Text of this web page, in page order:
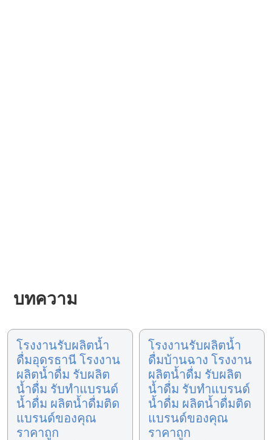
บทความ
โรงงานรับผลิตน้ำ
ดื่มอุดรธานี โรงงาน
ผลิตน้ำดื่ม รับผลิต
น้ำดื่ม รับทำแบรนด์
น้ำดื่ม ผลิตน้ำดื่มติด
แบรนด์ของคุณ
ราคาถูก
โรงงานรับผลิตน้ำ
ดื่มบ้านฉาง โรงงาน
ผลิตน้ำดื่ม รับผลิต
น้ำดื่ม รับทำแบรนด์
น้ำดื่ม ผลิตน้ำดื่มติด
แบรนด์ของคุณ
ราคาถูก